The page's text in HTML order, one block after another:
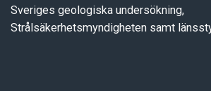
Sveriges geologiska undersökning,
Strålsäkerhetsmyndigheten samt